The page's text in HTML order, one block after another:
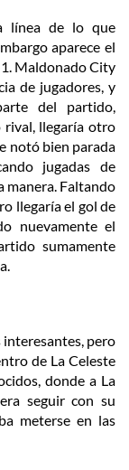
línea de lo que
aparece el
Maldonado City
de jugadores, y
del partido,
rival, llegaría otro
notó bien parada
jugadas de
manera. Faltando
llegaría el gol de
nuevamente el
sumamente
pero
de La Celeste
donde a La
seguir con su
meterse en las